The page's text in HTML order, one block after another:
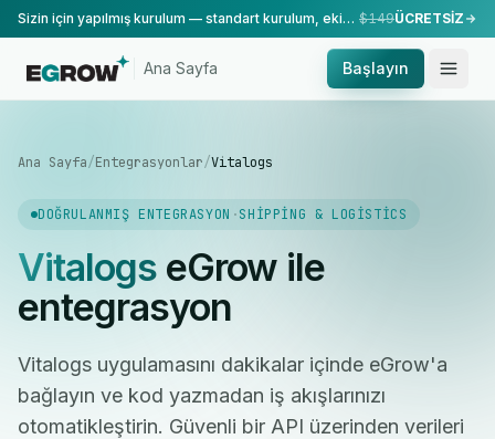
Sizin için yapılmış kurulum — standart kurulum, ekibimiz tarafından yapılır. $149ÜCRETSİZ
Ana Sayfa Başlayın
Ana Sayfa/Entegrasyonlar/Vitalogs
DOĞRULANMIŞ ENTEGRASYON ·SHIPPING & LOGISTICS
VitalogseGrow ile
entegrasyon
Vitalogs uygulamasını dakikalar içinde eGrow'a
bağlayın ve kod yazmadan iş akışlarınızı
otomatikleştirin. Güvenli bir API üzerinden verileri